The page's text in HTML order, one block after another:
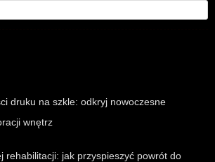
druku na szkle: odkryj nowoczesne
wnętrz
rehabilitacji: jak przyspieszyć powrót do